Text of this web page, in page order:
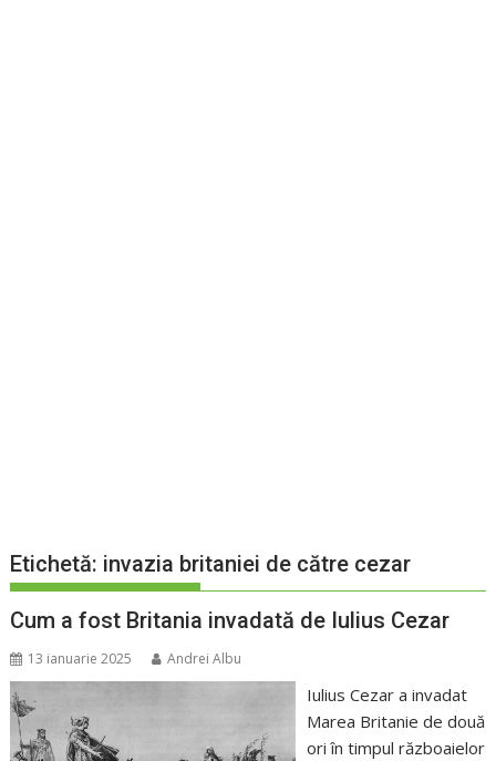
Etichetă: invazia britaniei de către cezar
Cum a fost Britania invadată de Iulius Cezar
13 ianuarie 2025 Andrei Albu
Iulius Cezar a invadat
Marea Britanie de două
ori în timpul războaielor